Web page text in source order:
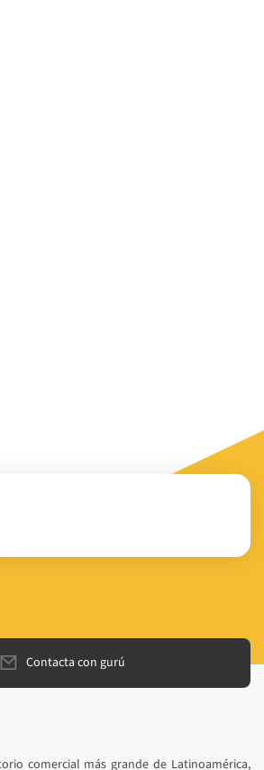
Contacta con gurú
comercial más grande de Latinoamérica,